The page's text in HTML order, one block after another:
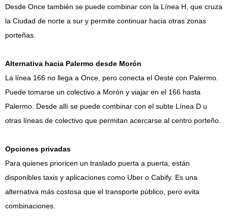
Desde Once también se puede combinar con la Línea H, que cruza
la Ciudad de norte a sur y permite continuar hacia otras zonas
porteñas.
Alternativa hacia Palermo desde Morón
La línea 166 no llega a Once, pero conecta el Oeste con Palermo.
Puede tomarse un colectivo a Morón y viajar en el 166 hasta
Palermo. Desde allí se puede combinar con el subte Línea D u
otras líneas de colectivo que permitan acercarse al centro porteño.
Opciones privadas
Para quienes prioricen un traslado puerta a puerta, están
disponibles taxis y aplicaciones como Uber o Cabify. Es una
alternativa más costosa que el transporte público, pero evita
combinaciones.